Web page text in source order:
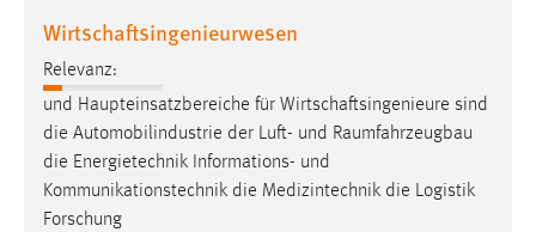
Wirtschaftsingenieurwesen
Relevanz:
und Haupteinsatzbereiche für Wirtschaftsingenieure sind
die Automobilindustrie der Luft- und Raumfahrzeugbau
die Energietechnik Informations- und
Kommunikationstechnik die Medizintechnik die Logistik
Forschung
Name:
_pk_ref, _pk_cvar, _pk_id, _pk_ses
Zweck:
Zugriffsstatistik